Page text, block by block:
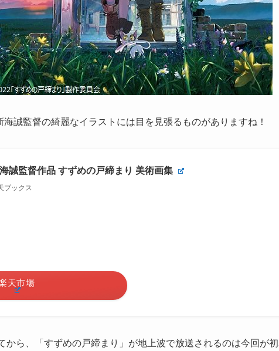
誠監督の綺麗なイラストには目を見張るものがありますね！
誠監督作品 すずめの戸締まり 美術画集
ブックス
天市場
から、「すずめの戸締まり」が地上波で放送されるのは今回が初